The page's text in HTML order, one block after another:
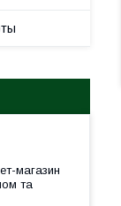
магазин
та